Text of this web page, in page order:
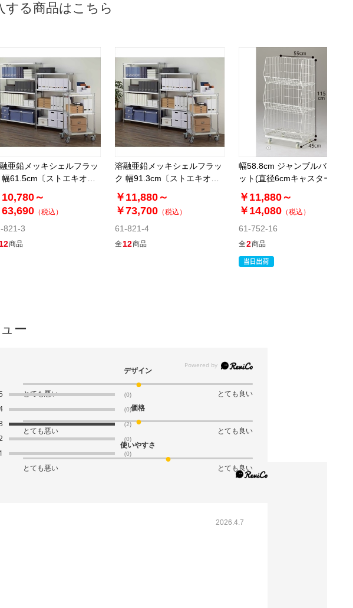
61-362-6-9
(9). 幅148.7×奥行58.7cm
税抜 ￥4,600￥5,060
08月24日頃の出荷
別送
カートに入れる
61-362-6-10
(10). 幅178.7×奥行28.7cm
(11). 幅178.7×奥行43.7cm
税抜 ￥4,200
08月24日頃の出荷
返品×
代引き×
カートに入れる
￥6,160
する商品はこちら
亜鉛メッキシェルフラッ
幅61.5cm〔ストエキオリ
ル〕
10,780～
63,690 （税込）
821-3
12商品
溶融亜鉛メッキシェルフラッ
ク 幅91.3cm〔ストエキオリ
ジナル〕
￥11,880～
￥73,700 （税込）
61-821-4
全12商品
幅58.8cm ジャンブルバスケ
ット(直径6cmキャスター付
き) ホワイト〔ストエキオリ
ジナル〕
￥11,880～
￥14,080 （税込）
61-752-16
全2商品
ー
(0)
(0)
(2)
(0)
1 (0)
デザイン
とても悪い
とても良い
価格
とても悪い
とても良い
使いやすさ
とても悪い とても良い
2026.4.7